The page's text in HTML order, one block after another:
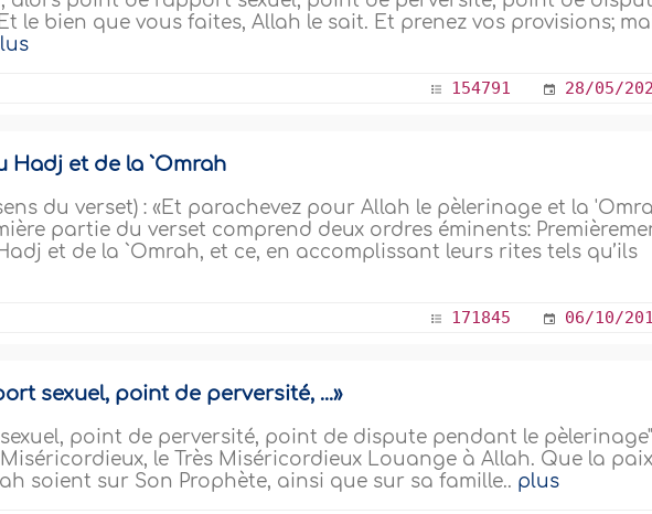
le bien que vous faites, Allah le sait. Et prenez vos provisions;
154791 28/05/
Hadj et de la `Omrah
du verset) : «Et parachevez pour Allah le pèlerinage et la
partie du verset comprend deux ordres éminents:
et de la `Omrah, et ce, en accomplissant leurs rites tels qu’ils
171845 06/10/
sexuel, point de perversité, ...»
point de perversité, point de dispute pendant le pèlerinage"
Miséricordieux, le Très Miséricordieux Louange à Allah. Que la paix
soient sur Son Prophète, ainsi que sur sa famille.. plus